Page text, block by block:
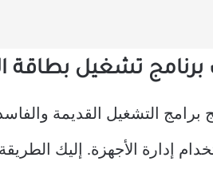
برامج التشغيل القديمة
إدارة الأجهزة. إليك